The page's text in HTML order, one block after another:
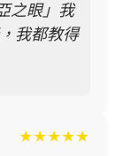
之眼」我
我都教得
★★★★★